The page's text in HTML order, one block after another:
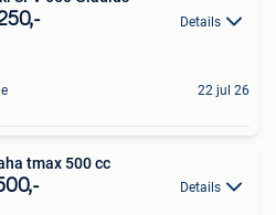
Details
22 jul 26
tmax 500 cc
Details